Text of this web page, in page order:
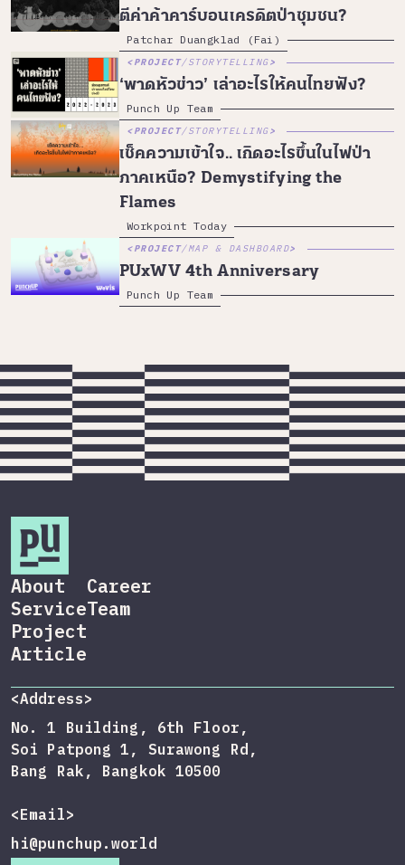
ตีค่าค้าคาร์บอนเครดิตป่าชุมชน?
Patchar Duangklad (Fai)
PROJECT/STORYTELLING
‘พาดหัวข่าว’ เล่าอะไรให้คนไทยฟัง?
Punch Up Team
PROJECT/STORYTELLING
เช็คความเข้าใจ.. เกิดอะไรขึ้นในไฟป่า
ภาคเหนือ? Demystifying the
Flames
Workpoint Today
PROJECT/MAP & DASHBOARD
PUxWV 4th Anniversary
Punch Up Team
About
Service
Project
Article
Career
Team
<Address>
No. 1 Building, 6th Floor,
Soi Patpong 1, Surawong Rd,
Bang Rak, Bangkok 10500
<Email>
hi@punchup.world